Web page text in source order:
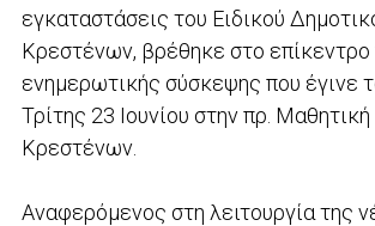
εγκαταστάσεις του Ειδικού
Κρεστένων, βρέθηκε στο επίκεντρο
ενημερωτικής σύσκεψης που έγινε
Τρίτης 23 Ιουνίου στην πρ. Μαθητική
Κρεστένων.
Αναφερόμενος στη λειτουργία της